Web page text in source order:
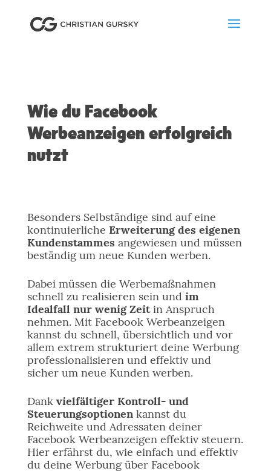
Wie du Facebook
Werbeanzeigen erfolgreich
nutzt
Besonders Selbständige sind auf eine
kontinuierliche Erweiterung des eigenen
Kundenstammes angewiesen und müssen
beständig um neue Kunden werben.
Dabei müssen die Werbemaßnahmen
schnell zu realisieren sein und im
Idealfall nur wenig Zeitin Anspruch
nehmen. Mit Facebook Werbeanzeigen
kannst du schnell, übersichtlich und vor
allem extrem strukturiert deine Werbung
professionalisieren und effektiv und
sicher um neue Kunden werben.
Dank vielfältiger Kontroll- und
Steuerungsoptionenkannst du
Reichweite und Adressaten deiner
Facebook Werbeanzeigen effektiv steuern.
Hier erfährst du, wie einfach und effektiv
du deine Werbung über Facebook